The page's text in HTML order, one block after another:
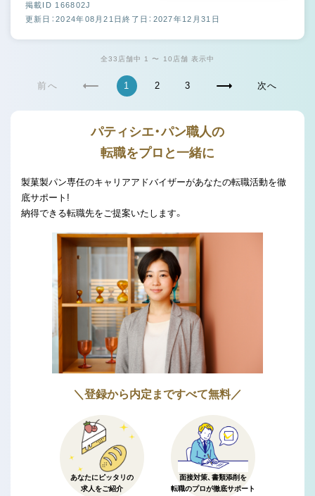
掲載ID 166802J
更新日：2024年08月21日終了日：2027年12月31日
全33店舗中 1 〜 10店舗 表示中
前へ 1 2 3 次へ
パティシエ・パン職人の
転職をプロと一緒に
製菓製パン専任のキャリアアドバイザーがあなたの転職活動を徹
底サポート!
納得できる転職先をご提案いたします。
＼登録から内定まですべて無料／
あなたにピッタリの
求人をご紹介
面接対策、書類添削を
転職のプロが徹底サポート